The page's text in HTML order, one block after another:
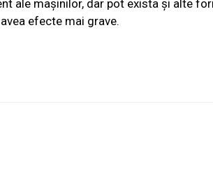
ale mașinilor, dar pot exista și alte
efecte mai grave.